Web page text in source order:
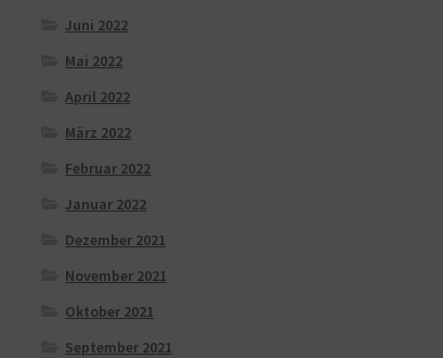
Juni 2022
Mai 2022
April 2022
März 2022
Februar 2022
Januar 2022
Dezember 2021
November 2021
Oktober 2021
September 2021